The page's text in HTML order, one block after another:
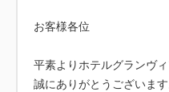
お客様各位
平素よりホテルグランヴ
誠にありがとうございます